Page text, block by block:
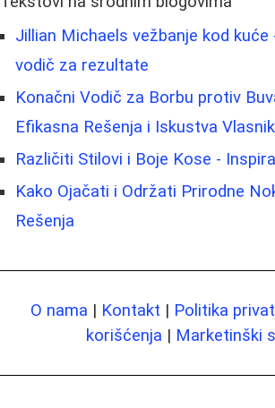
Jillian Michaels vežbanje kod kuće
vodič za rezultate
Konačni Vodič za Borbu protiv
Efikasna Rešenja i Iskustva
Različiti Stilovi i Boje Kose -
Kako Ojačati i Održati Prirodne
Rešenja
O nama | Kontakt | Politika
korišćenja | Marketinški